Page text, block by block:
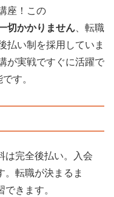
座！この
切かかりません 、転職
払い制を採用していま
が実戦ですぐに活躍で
す。
は完全後払い。入会
。転職が決まるま
きます。